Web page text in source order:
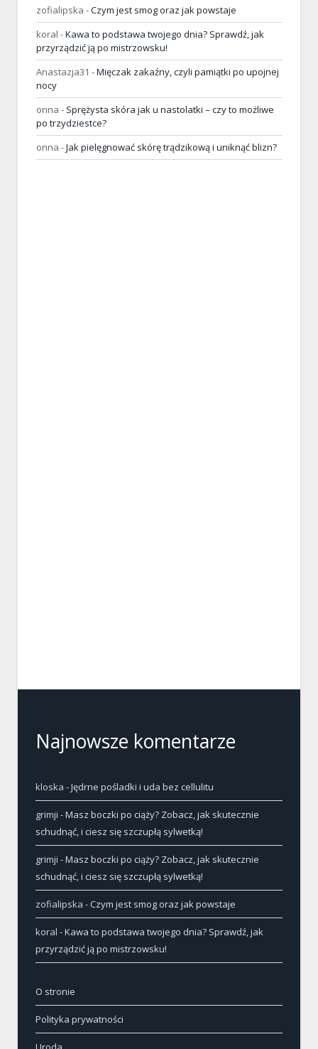
zofialipska -Czym jest smog oraz jak powstaje
koral -Kawa to podstawa twojego dnia? Sprawdź, jak
przyrządzić ją po mistrzowsku!
Anastazja31 -Mięczak zakaźny, czyli pamiątki po upojnej
nocy
onna - Sprężysta skóra jak u nastolatki – czy to możliwe
po trzydziestce?
onna -Jak pielęgnować skórę trądzikową i uniknąć blizn?
Najnowsze komentarze
kloska -Jędrne pośladki i uda bez cellulitu
grimji -Masz boczki po ciąży? Zobacz, jak skutecznie
schudnąć, i ciesz się szczupłą sylwetką!
grimji -Masz boczki po ciąży? Zobacz, jak skutecznie
schudnąć, i ciesz się szczupłą sylwetką!
zofialipska -Czym jest smog oraz jak powstaje
koral -Kawa to podstawa twojego dnia? Sprawdź, jak
przyrządzić ją po mistrzowsku!
O stronie
Polityka prywatności